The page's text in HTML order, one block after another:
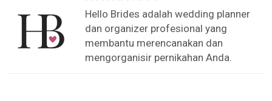
Hello Brides adalah wedding planner
dan organizer profesional yang
membantu merencanakan dan
mengorganisir pernikahan Anda.